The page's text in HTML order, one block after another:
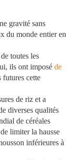
gravité sans
du monde entier en
toutes les
ils ont imposé de
futures cette
de riz et a
diverses qualités
de céréales
limiter la hausse
inférieures à